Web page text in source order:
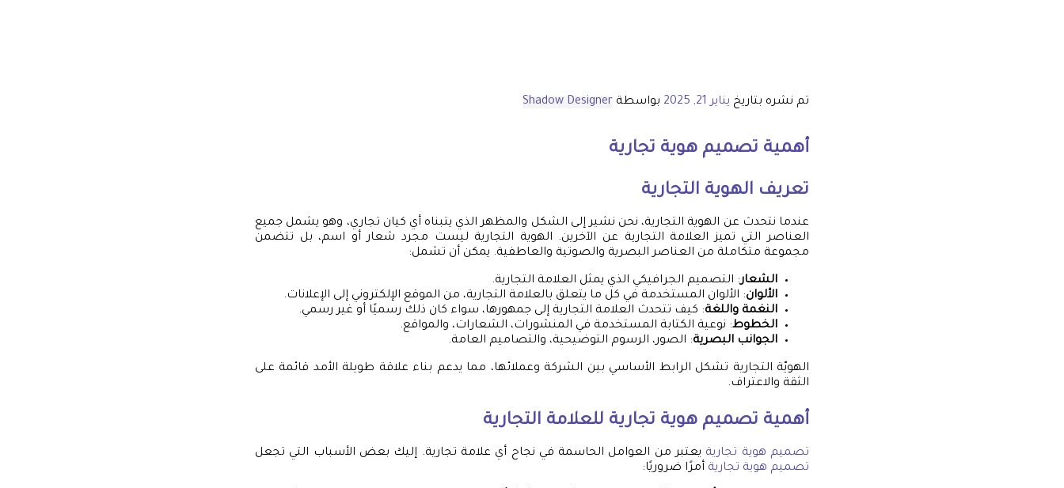
تم نشره بتاريخ يناير 21, 2025 بواسطة Shadow Designer
أهمية تصميم هوية تجارية
تعريف الهوية التجارية
عندما نتحدث عن الهوية التجارية، نحن نشير إلى الشكل والمظهر الذي يتبناه أي كيان تجاري، وهو يشمل جميع
العناصر التي تميز العلامة التجارية عن الآخرين. الهوية التجارية ليست مجرد شعار أو اسم، بل تتضمن
مجموعة متكاملة من العناصر البصرية والصوتية والعاطفية. يمكن أن تشمل:
الشعار: التصميم الجرافيكي الذي يمثل العلامة التجارية.
الألوان: الألوان المستخدمة في كل ما يتعلق بالعلامة التجارية، من الموقع الإلكتروني إلى الإعلانات.
النغمة واللغة: كيف تتحدث العلامة التجارية إلى جمهورها، سواء كان ذلك رسميًا أو غير رسمي.
الخطوط: نوعية الكتابة المستخدمة في المنشورات، الشعارات، والمواقع.
الجوانب البصرية: الصور، الرسوم التوضيحية، والتصاميم العامة.
الهويّة التجارية تشكل الرابط الأساسي بين الشركة وعملائها، مما يدعم بناء علاقة طويلة الأمد قائمة على
الثقة والاعتراف.
أهمية تصميم هوية تجارية للعلامة التجارية
تصميم هوية تجارية يعتبر من العوامل الحاسمة في نجاح أي علامة تجارية. إليك بعض الأسباب التي تجعل
تصميم هوية تجارية أمرًا ضروريًا: